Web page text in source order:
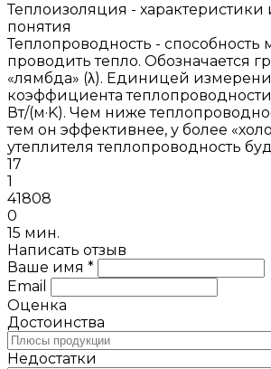
Теплоизоляция -
понятия
Теплопроводность - способность
проводить тепло. Обозначается
«лямбда» (λ). Единицей
коэффициента теплопроводности
Вт/(м·K). Чем ниже
тем он эффективнее, у более
утеплителя теплопроводность
17
1
41808
0
15 мин.
Написать отзыв
Ваше имя *
Email
Оценка
Достоинства
Недостатки